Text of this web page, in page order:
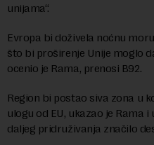
unijama“.
Evropa bi doživela noćnu
što bi proširenje Unije moglo
ocenio je Rama, prenosi B92.
Region bi postao siva zona u
ulogu od EU, ukazao je Rama
daljeg pridruživanja značilo